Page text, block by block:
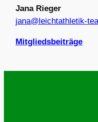
Jana Rieger
jana@leichtathletik-
Mitgliedsbeiträge